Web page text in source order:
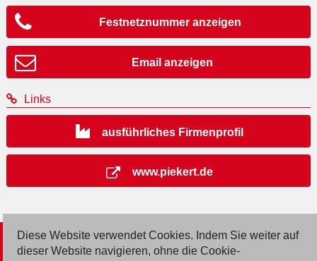
Festnetznummer anzeigen
Email anzeigen
Links
ausführliches Firmenprofil
www.piekert.de
© 2026 Deutsche Jobmarkt GmbH
Diese Website verwendet Cookies. Indem Sie weiter auf
dieser Website navigieren, ohne die Cookie-